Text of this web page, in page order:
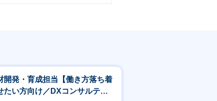
開発・育成担当【働き方落ち着
たい方向け／DXコンサルティ